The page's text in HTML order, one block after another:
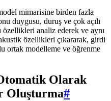
mimarisine birden fazla
duygusu, duruş ve çok açılı
özellikleri analiz ederek ve aynı
özellikleri çıkararak, girdi
ortak modelleme ve öğrenme
Olarak
Oluşturma#